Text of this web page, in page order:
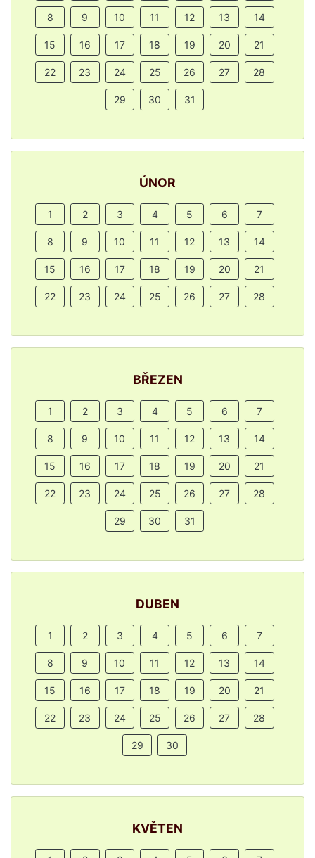
8 9 10 11 12 13 14
15 16 17 18 19 20 21
22 23 24 25 26 27 28
29 30 31
ÚNOR
1 2 3 4 5 6 7
8 9 10 11 12 13 14
15 16 17 18 19 20 21
22 23 24 25 26 27 28
BŘEZEN
1 2 3 4 5 6 7
8 9 10 11 12 13 14
15 16 17 18 19 20 21
22 23 24 25 26 27 28
29 30 31
DUBEN
1 2 3 4 5 6 7
8 9 10 11 12 13 14
15 16 17 18 19 20 21
22 23 24 25 26 27 28
29 30
KVĚTEN